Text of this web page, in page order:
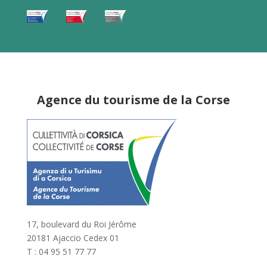
Agence du tourisme de la Corse
17, boulevard du Roi Jérôme
20181 Ajaccio Cedex 01
T : 04 95 51 77 77